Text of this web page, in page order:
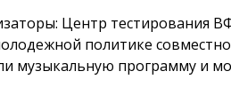
Центр тестирования
политике
музыкальную программу и